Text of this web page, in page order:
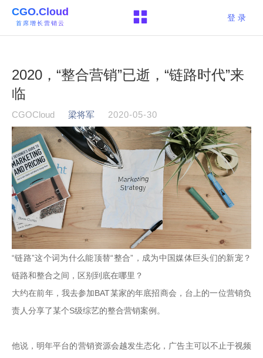
CGO.Cloud
首席增长营销云
登 录
2020，“整合营销”已逝，“链路时代”来
临
CGOCloud 梁将军 2020-05-30
“链路”这个词为什么能顶替“整合”，成为中国媒体巨头们的新宠？
链路和整合之间，区别到底在哪里？
大约在前年，我去参加BAT某家的年底招商会，台上的一位营销负
责人分享了某个S级综艺的整合营销案例。
他说，明年平台的营销资源会越发生态化，广告主可以不止于视频